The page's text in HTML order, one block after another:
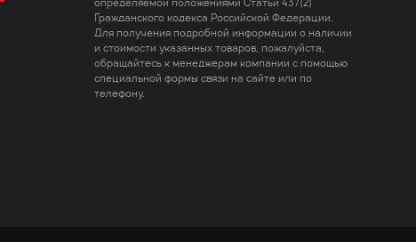
определяемой положениями Статьи 437(2)
Гражданского кодекса Российской Федерации.
Для получения подробной информации о наличии
и стоимости указанных товаров, пожалуйста,
обращайтесь к менеджерам компании с помощью
специальной формы связи на сайте или по
телефону.